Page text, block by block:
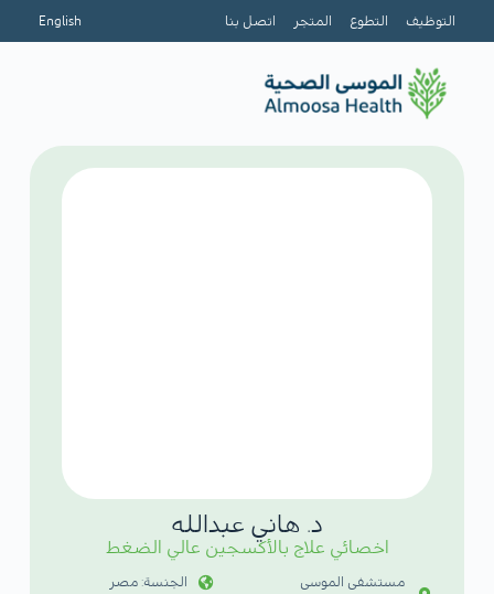
التوظيف التطوع المتجر اتصل بنا English
د. هاني عبدالله
اخصائي علاج بالأكسجين عالي الضغط
مستشفى الموسى
الجنسة: مصر